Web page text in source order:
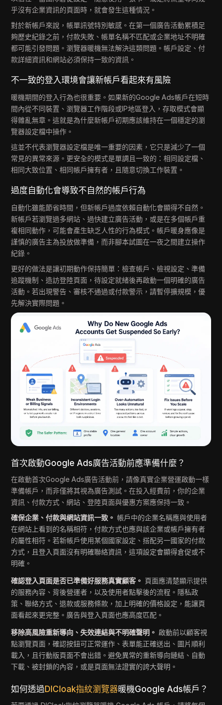
乎沒有企業資訊的頁面時，就會發生這種情況。
對於新帳戶來說，帳單訊號特別敏感。在第一個廣告活動累積足
夠歷史紀錄之前，付款失敗、帳單名稱不匹配或企業地址不明確
都可能引發問題。瀏覽器暖機無法解決這類問題。帳戶設定、付
款詳細資訊和網站必須保持一致的資訊。
不一致的登入環境會讓新帳戶看起來有風險
暖機期間的登入行為也很重要。如果新的Google Ads帳戶在短時
間內從不同裝置、瀏覽器工作階段或IP地區登入，存取模式會顯
得雜亂無章。這就是為什麼新帳戶初期應該維持在一個穩定的瀏
覽器設定檔中操作。
這並不代表瀏覽器設定檔是唯一重要的因素，它只是減少了一個
常見的異常來源。更安全的模式是單調且一致的：相同設定檔、
相同大致位置、相同帳戶擁有者，且隨意切換工作裝置。
過度自動化會導致不自然的帳戶行為
自動化雖能節省時間，但新帳戶過度依賴自動化會顯得不自然。
新帳戶若瀏覽過多網站、過快建立廣告活動，或是在多個帳戶重
複相同動作，可能會產生缺乏人性的行為模式。帳戶暖身應像是
謹慎的廣告主為投放做準備，而非腳本試圖在一夜之間建立操作
紀錄。
更好的做法是讓初期動作保持簡單：檢查帳戶、檢視設定、準備
追蹤機制、造訪登陸頁面，待設定就緒後再啟動一個明確的廣告
活動。若出現警告、審核不通過或付款警示，請暫停擴規模，優
先解決實際問題。
首次啟動Google Ads廣告活動前應準備什麼？
在啟動首次Google Ads廣告活動前，請像真實企業營運啟動一樣
準備帳戶，而非僅將其視為廣告測試。在投入經費前，你的企業
資訊、付款方式、網站、登陸頁面與優惠方案應保持一致。
確保企業、付款與網站資訊一致。 帳戶中的企業名稱應與使用者
在網站上看到的名稱相符，付款方式也應與該企業或帳戶擁有者
的屬性相符。若新帳戶使用某個國家設定、搭配另一國家的付款
方式，且登入頁面沒有明確聯絡資訊，這項設定會顯得倉促或不
明確。
確認登入頁面是否已準備好服務真實顧客。 頁面應清楚顯示提供
的服務內容、背後營運者，以及使用者點擊後的流程。隱私政
策、聯絡方式、退款或服務條款，加上明確的價格設定，能讓頁
面看起來更完整。廣告與登入頁面也應高度匹配。
移除高風險重新導向、失效連結與不明確聲明。 啟動前以顧客視
點瀏覽頁面，確認按鈕可正常運作、表單能正確送出、圖片順利
載入，且行動版頁面不會出錯。避免異常的重新導向鏈結、自動
下載、被封鎖的內容，或是頁面無法證實的誇大聲明。
如何透過DICloak指紋瀏覽器暖機Google Ads帳戶？